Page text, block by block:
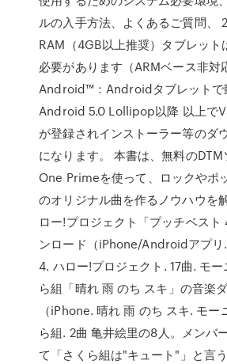
ルの入手方法、よくあるご質問、
RAM（4GB以上推奨）タブレット
必要があります（ARMベース非対
Android™：Androidタブレットで
Android 5.0 Lollipop以降 以上で
が登録されインストーラー等のダ
になります。 本書は、無料の
One Primeを使って、ロックやポ
のオリジナル曲を作るノウハウを
ロー!プロジェクト「プッチベスト
ンロード（iPhone/Androidアプリ
4. ハロー!プロジェクト. 17曲. モー
ら組「晴れ 雨 のち スキ」の音楽
（iPhone. 晴れ 雨 のち スキ. モー
ら組. 2曲 亀井絵里の8人。メンバ
て「さくら組は"キュート"」と言